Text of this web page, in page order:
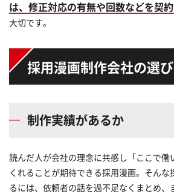
は、修正対応の有無や回数などを契
大切です。
採用漫画制作会社の選
制作実績があるか
読んだ人が会社の理念に共感し「ここで働
くれることが期待できる採用漫画。そんな
るには、依頼者の話を過不足なくまとめ、